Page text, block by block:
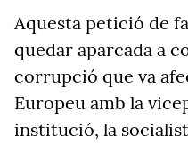
Aquesta petició de
quedar aparcada a
corrupció que va
Europeu amb la
institució, la